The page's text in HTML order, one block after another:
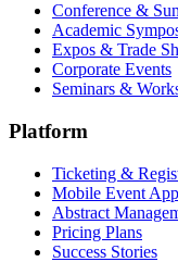
Conference &
Academic
Expos & Trade
Corporate Events
Seminars &
Platform
Ticketing &
Mobile Event App
Abstract
Pricing Plans
Success Stories